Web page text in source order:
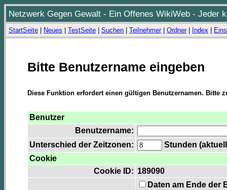
Netzwerk Gegen Gewalt - Ein Offenes WikiWeb - Jeder
StartSeite Neues TestSeite Suchen Teilnehmer| Ordner| Index
Bitte Benutzername eingeben
Diese Funktion erfordert einen gültigen Benutzernamen. Bitte
Benutzer
Benutzername:
Unterschied der Zeitzonen:
Stunden
Cookie
Cookie ID: 189090
Daten am Ende der